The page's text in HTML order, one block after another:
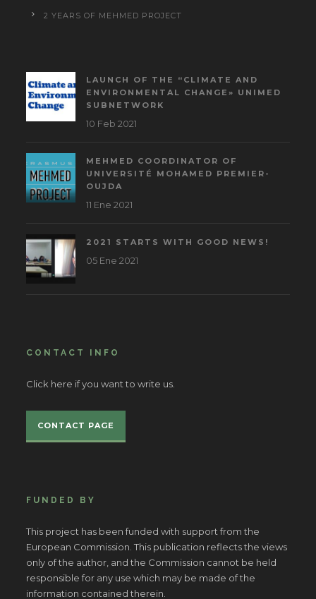
2 YEARS OF MEHMED PROJECT
LAUNCH OF THE “CLIMATE AND
ENVIRONMENTAL CHANGE» UNIMED
SUBNETWORK
10 Feb 2021
MEHMED COORDINATOR OF
UNIVERSITÉ MOHAMED PREMIER-
OUJDA
11 Ene 2021
2021 STARTS WITH GOOD NEWS!
05 Ene 2021
CONTACT INFO
Click here if you want to write us.
CONTACT PAGE
FUNDED BY
This project has been funded with support from the
European Commission. This publication reflects the views
only of the author, and the Commission cannot be held
responsible for any use which may be made of the
information contained therein.